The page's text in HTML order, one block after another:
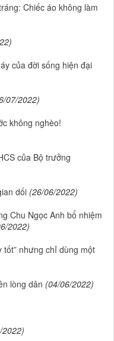
Chiếc áo không làm
của đời sống hiện đại
07/2022)
không nghèo!
của Bộ trưởng
dối (26/06/2022)
Chu Ngọc Anh bổ nhiệm
2022)
tốt” nhưng chỉ dùng một
lòng dân (04/06/2022)
2022)